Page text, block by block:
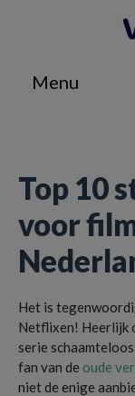
Menu
Top 10
voor
Het is
Netflixen! Heerlijk
serie
fan van de oude
niet de enige